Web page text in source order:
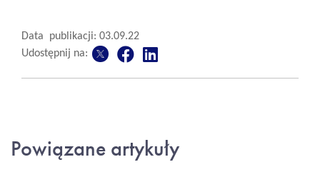
Data publikacji: 03.09.22
Udostępnij na:
Powiązane artykuły